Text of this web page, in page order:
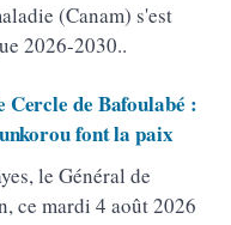
(Canam) s'est
2026-2030..
de Bafoulabé :
font la paix
le Général de
ce mardi 4 août 2026